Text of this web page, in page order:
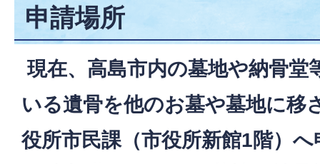
申請場所
現在、高島市内の墓地や納骨堂
いる遺骨を他のお墓や墓地に移
役所市民課（市役所新館1階）